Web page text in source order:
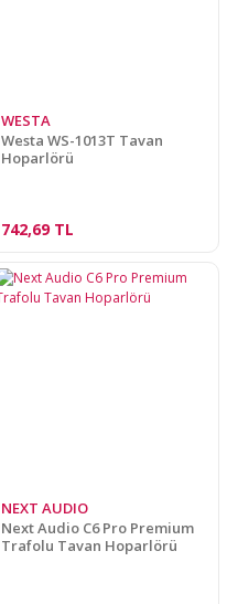
WESTA
Westa WS-1013T Tavan
Hoparlörü
742,69 TL
NEXT AUDIO
Next Audio C6 Pro Premium
Trafolu Tavan Hoparlörü